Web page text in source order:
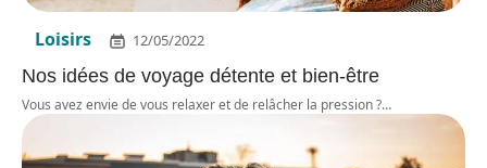
Loisirs 12/05/2022
Nos idées de voyage détente et bien-être
Vous avez envie de vous relaxer et de relâcher la pression ?…